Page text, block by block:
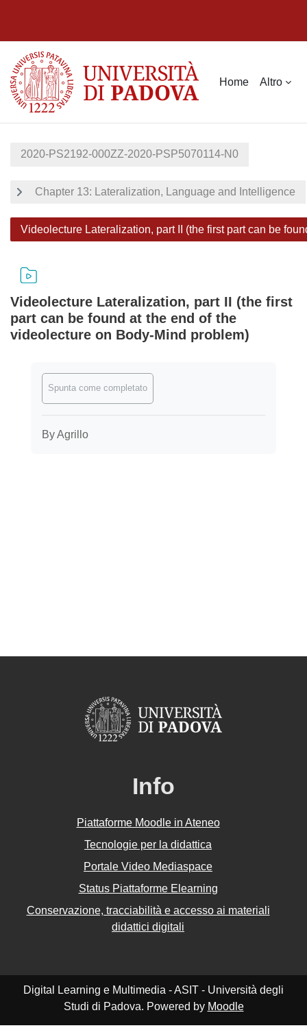
Home Altro
2020-PS2192-000ZZ-2020-PSP5070114-N0
Chapter 13: Lateralization, Language and Intelligence
Videolecture Lateralization, part II (the first part can be
Videolecture Lateralization, part II (the first
part can be found at the end of the
videolecture on Body-Mind problem)
Spunta come completato
By Agrillo
Info
Piattaforme Moodle in Ateneo
Tecnologie per la didattica
Portale Video Mediaspace
Status Piattaforme Elearning
Conservazione, tracciabilità e accesso ai materiali
didattici digitali
Digital Learning e Multimedia - ASIT - Università degli
Studi di Padova. Powered by Moodle